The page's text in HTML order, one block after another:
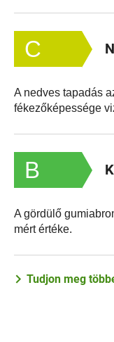
C
A nedves tapadás
fékezőképessége
B
A gördülő
mért értéke.
Tudjon meg